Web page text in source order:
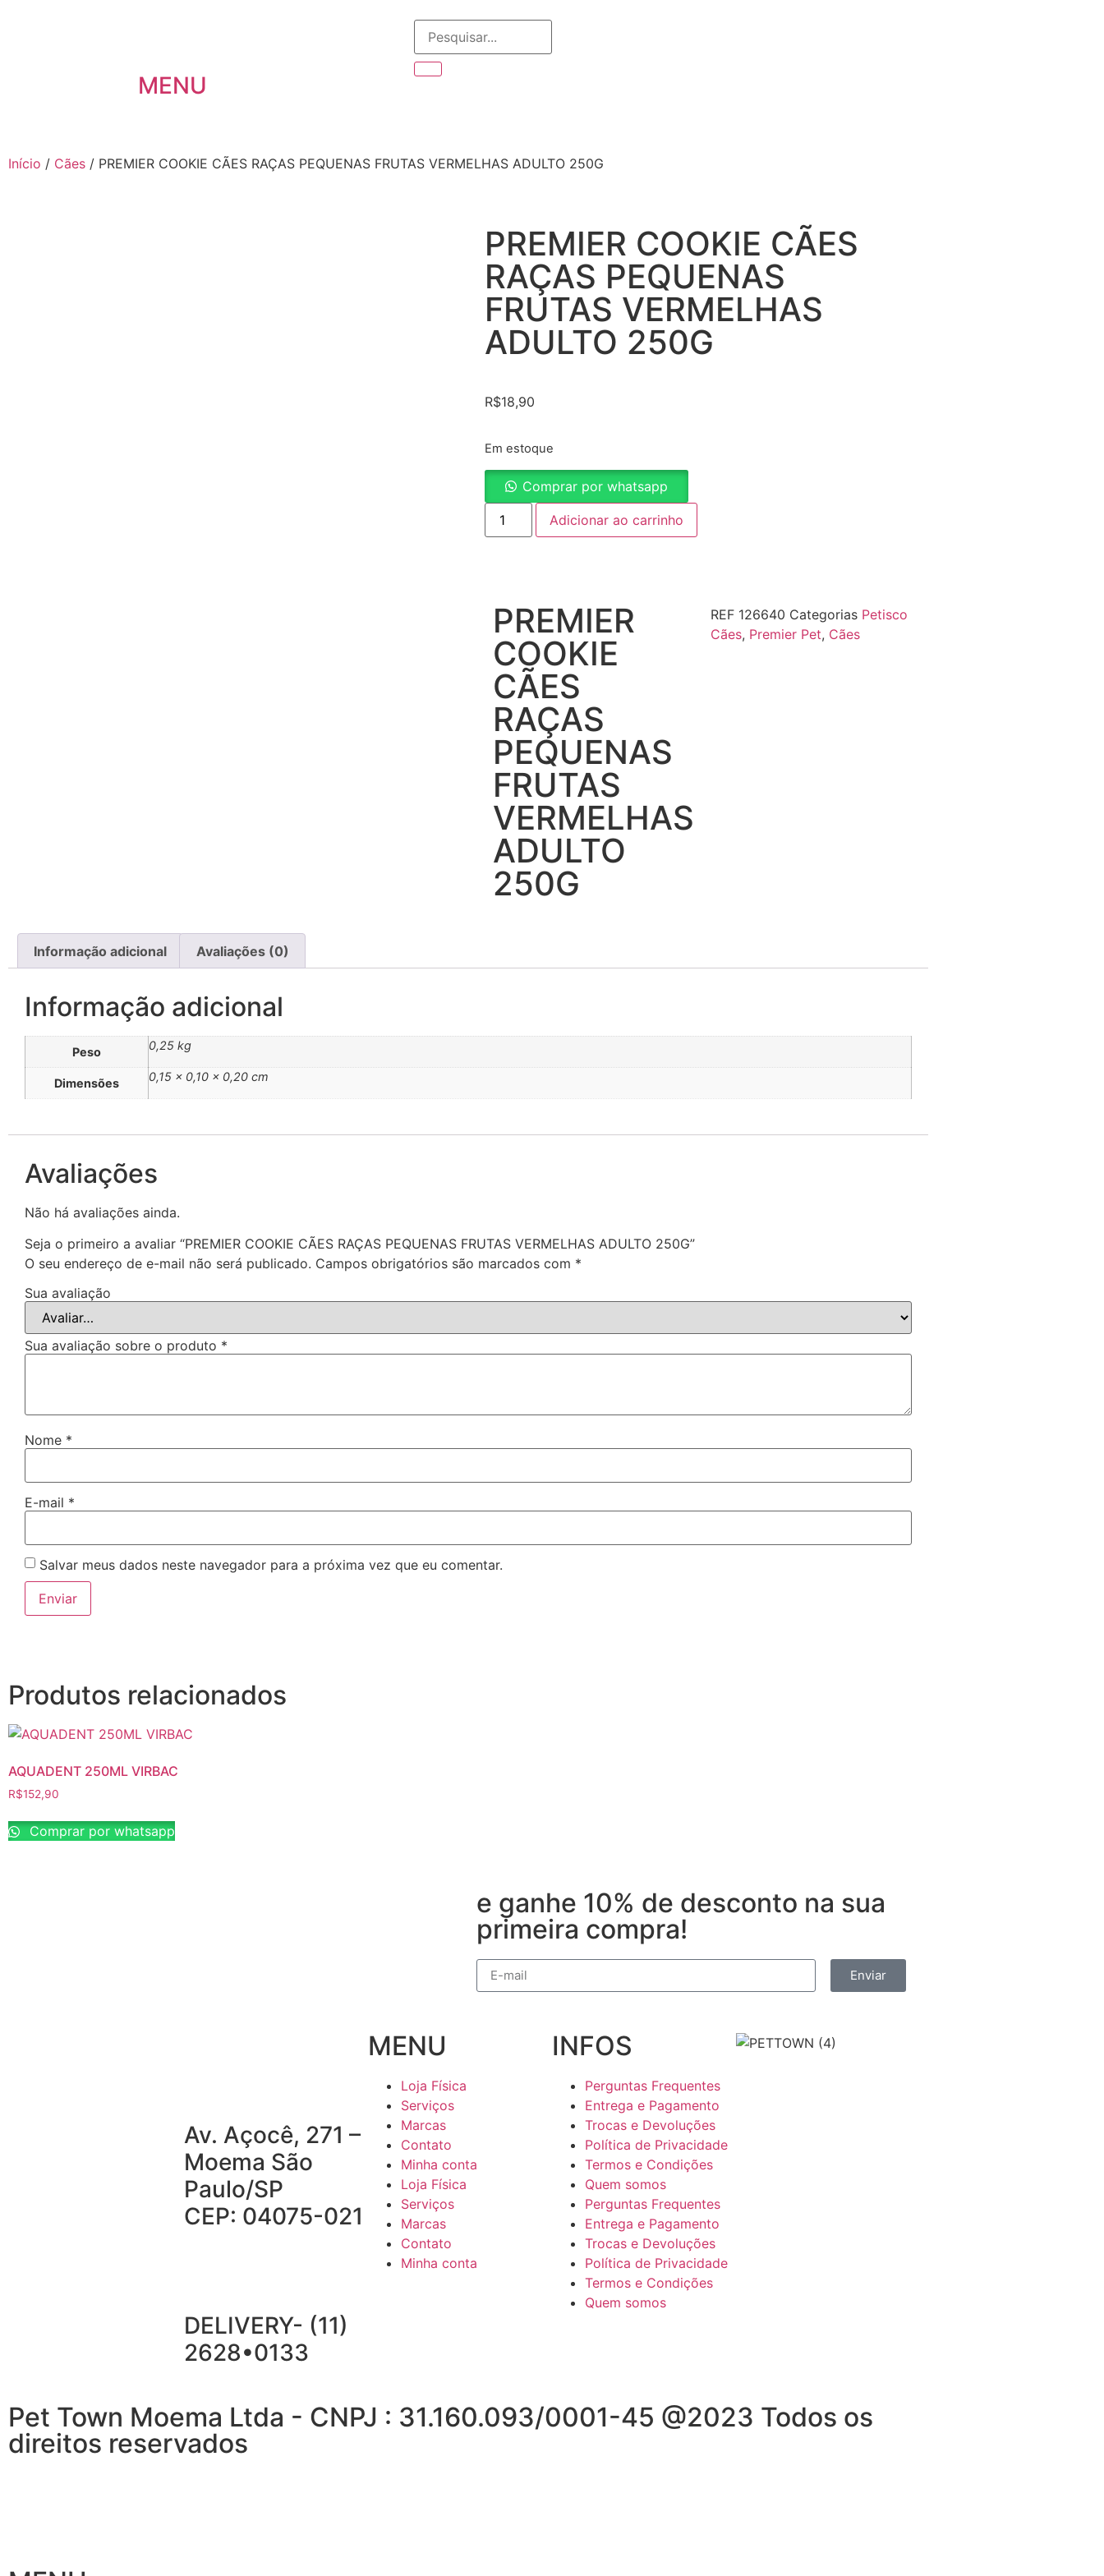
MENU
Início / Cães / PREMIER COOKIE CÃES RAÇAS PEQUENAS FRUTAS VERMELHAS ADULTO 250G
PREMIER COOKIE CÃES
RAÇAS PEQUENAS
FRUTAS VERMELHAS
ADULTO 250G
R$18,90
Em estoque
Comprar por whatsapp
Adicionar ao carrinho
PREMIER
COOKIE
CÃES
RAÇAS
PEQUENAS
FRUTAS
VERMELHAS
ADULTO
250G
REF 126640 Categorias Petisco
Cães, Premier Pet, Cães
Informação adicional Avaliações (0)
Informação adicional
Peso 0,25 kg
Dimensões 0,15 × 0,10 × 0,20 cm
Avaliações
Não há avaliações ainda.
Seja o primeiro a avaliar “PREMIER COOKIE CÃES RAÇAS PEQUENAS FRUTAS VERMELHAS ADULTO 250G”
O seu endereço de e-mail não será publicado. Campos obrigatórios são marcados com *
Sua avaliação
Sua avaliação sobre o produto *
Nome *
E-mail *
Salvar meus dados neste navegador para a próxima vez que eu comentar.
Produtos relacionados
AQUADENT 250ML VIRBAC
R$152,90
Comprar por whatsapp
e ganhe 10% de desconto na sua
primeira compra!
Enviar
Av. Açocê, 271 –
Moema São
Paulo/SP
CEP: 04075-021
DELIVERY- (11)
2628•0133
MENU
Loja Física
Serviços
Marcas
Contato
Minha conta
Loja Física
Serviços
Marcas
Contato
Minha conta
INFOS
Perguntas Frequentes
Entrega e Pagamento
Trocas e Devoluções
Política de Privacidade
Termos e Condições
Quem somos
Perguntas Frequentes
Entrega e Pagamento
Trocas e Devoluções
Política de Privacidade
Termos e Condições
Quem somos
Pet Town Moema Ltda - CNPJ : 31.160.093/0001-45 @2023 Todos os
direitos reservados